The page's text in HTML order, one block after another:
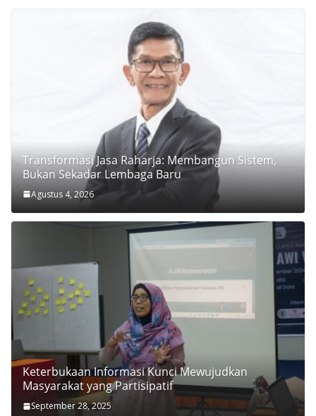
Transformasi Jasa Raharja: Membangun Sistem,
Bukan Sekadar Lembaga Baru
Agustus 4, 2026
Keterbukaan Informasi Kunci Mewujudkan
Masyarakat yang Partisipatif
September 28, 2025